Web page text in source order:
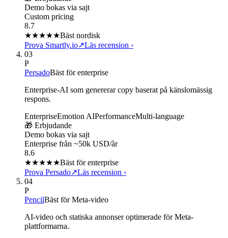
Demo bokas via sajt
Custom pricing
8.7
★★★★★Bäst nordisk
Prova Smartly.io↗Läs recension ›
03
P
PersadoBäst för enterprise
Enterprise-AI som genererar copy baserat på känslomässig
respons.
EnterpriseEmotion AIPerformanceMulti-language
🎁 Erbjudande
Demo bokas via sajt
Enterprise från ~50k USD/år
8.6
★★★★★Bäst för enterprise
Prova Persado↗Läs recension ›
04
P
PencilBäst för Meta-video
AI-video och statiska annonser optimerade för Meta-
plattformarna.